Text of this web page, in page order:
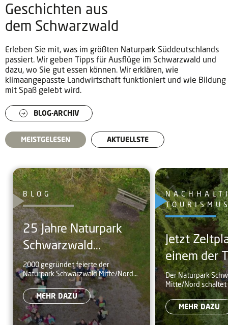
Geschichten aus
dem Schwarzwald
Erleben Sie mit, was im größten Naturpark Süddeutschlands
passiert. Wir geben Tipps für Ausflüge im Schwarzwald und
dazu, wo Sie gut essen können. Wir erklären, wie
klimaangepasste Landwirtschaft funktioniert und wie Bildung
mit Spaß gelebt wird.
BLOG-ARCHIV
MEISTGELESEN AKTUELLSTE
BLOG
25 Jahre Naturpark
Schwarzwald
Mitte/Nord:
Höhepunkte aus dem
Jubiläumsjahr 2025
2000 gegründet feierte der
Naturpark Schwarzwald Mitte/Nord
in diesem Jahr sein 25-jähriges
Bestehen. Ein Rückblick auf die
Höhepunkte des Jubiläumsjahres.
MEHR DAZU
Jetzt
einem der Trekking-
Camps im
Der Naturpark
Mitte/Nord schaltet
Buchungsplattform
Uhr frei.MEHR DAZU